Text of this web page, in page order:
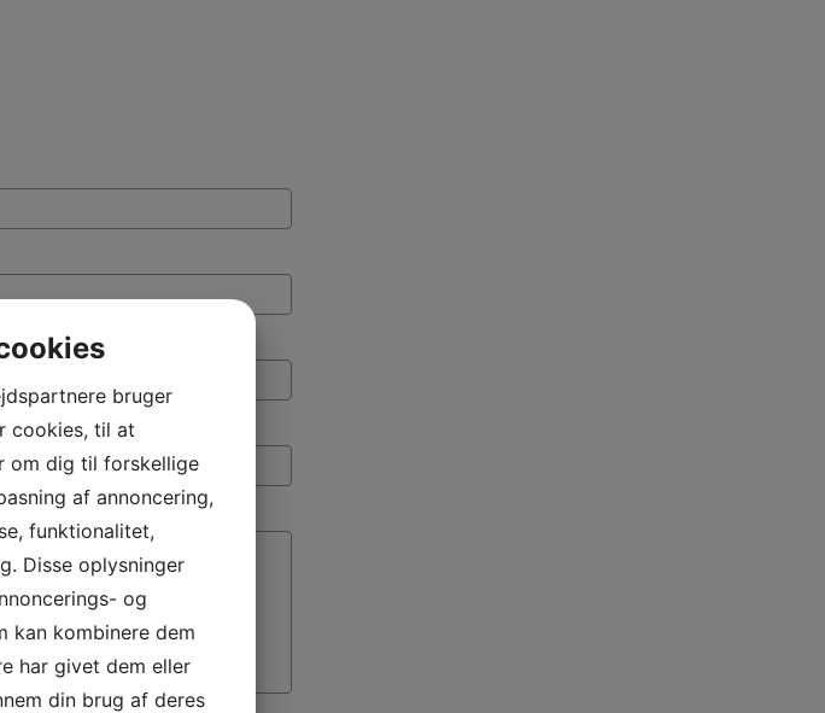
bruger
cookies, til at
om dig til forskellige
af annoncering,
funktionalitet,
Disse oplysninger
og
kan kombinere dem
har givet dem eller
din brug af deres